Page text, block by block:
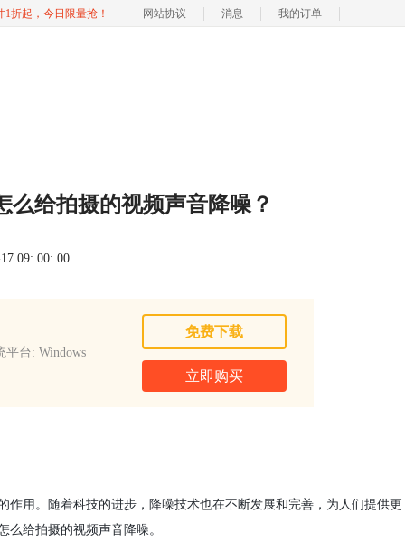
折起，今日限量抢！ 网站协议 消息 我的订单
给拍摄的视频声音降噪？
09: 00: 00
平台: Windows
免费下载
立即购买
用。随着科技的进步，降噪技术也在不断发展和完善，为人们提供更
给拍摄的视频声音降噪。